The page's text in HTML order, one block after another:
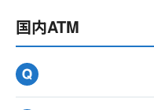
国内ATM